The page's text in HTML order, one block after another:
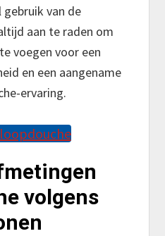
van de
aan te raden om
voegen voor een
en een aangename
ervaring.
volgens